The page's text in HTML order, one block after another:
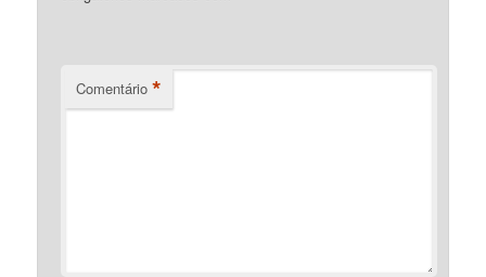
Comentário *